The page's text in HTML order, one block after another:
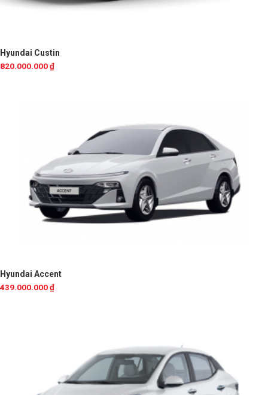
Hyundai Custin
820.000.000₫
Hyundai Accent
439.000.000₫